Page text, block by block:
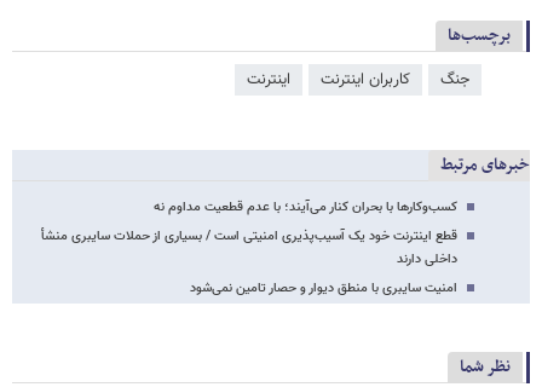
برچسب‌ها
جنگ کاربران اینترنت اینترنت
خبرهای مرتبط
کسب‌وکارها با بحران کنار می‌آیند؛ با عدم قطعیت مداوم نه
قطع اینترنت خود یک آسیب‌پذیری امنیتی است / بسیاری از حملات سایبری منشأ
داخلی دارند
امنیت سایبری با منطق دیوار و حصار تامین نمی‌شود
نظر شما